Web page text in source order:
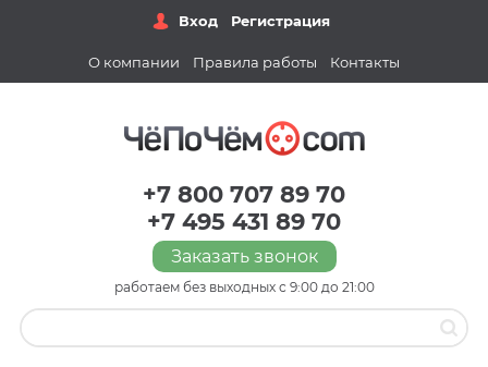
Вход Регистрация
О компании Правила работы Контакты
+7 800 707 89 70
+7 495 431 89 70
Заказать звонок
работаем без выходных с 9:00 до 21:00